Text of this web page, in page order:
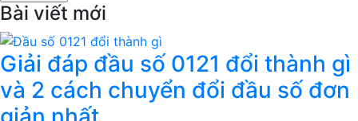
Bài viết mới
Giải đáp đầu số 0121 đổi thành gì
và 2 cách chuyển đổi đầu số đơn